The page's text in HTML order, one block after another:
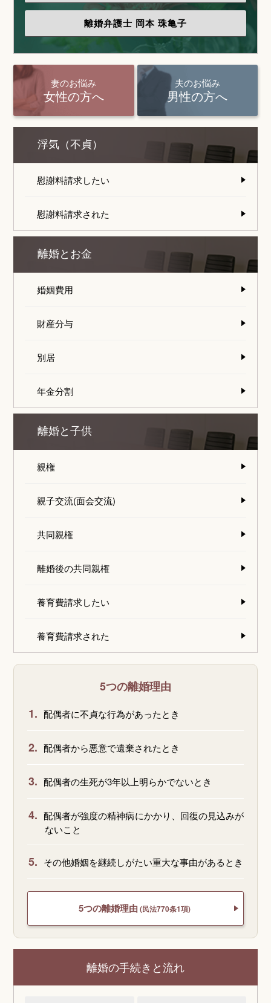
離婚弁護士 岡本 珠亀子
妻のお悩み
女性の方へ
夫のお悩み
男性の方へ
浮気（不貞）
慰謝料請求したい
慰謝料請求された
離婚とお金
婚姻費用
財産分与
別居
年金分割
離婚と子供
親権
親子交流(面会交流)
共同親権
離婚後の共同親権
養育費請求したい
養育費請求された
5つの離婚理由
1. 配偶者に不貞な行為があったとき
2. 配偶者から悪意で遺棄されたとき
3. 配偶者の生死が3年以上明らかでないとき
4. 配偶者が強度の精神病にかかり、回復の見込みが
ないこと
5. その他婚姻を継続しがたい重大な事由があるとき
5つの離婚理由 (民法770条1項)
離婚の手続きと流れ